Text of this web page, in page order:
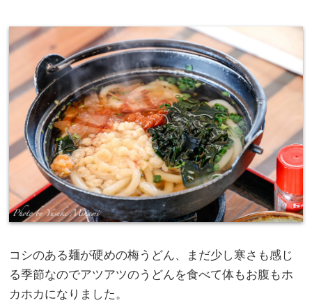
コシのある麺が硬めの梅うどん、まだ少し寒さも感じ
る季節なのでアツアツのうどんを食べて体もお腹もホ
カホカになりました。